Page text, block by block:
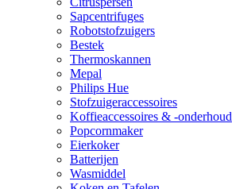
Sapcentrifuges
Robotstofzuigers
Bestek
Thermoskannen
Mepal
Philips Hue
Stofzuigeraccessoires
Koffieaccessoires & -onderhoud
Popcornmaker
Eierkoker
Batterijen
Wasmiddel